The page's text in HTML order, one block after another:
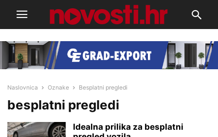
Naslovnica Oznake Besplatni pregledi
besplatni pregledi
Idealna prilika za besplatni